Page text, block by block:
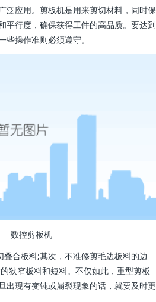
泛应用。剪板机是用来剪切材料，同时保
平行度，确保获得工件的高品质。要达到
操作准则必须遵守。
数控剪板机
合板料;其次，不准修剪毛边板料的边
狭窄板料和短料。不仅如此，重型剪板
出现有变钝或崩裂现象的话，就要及时更